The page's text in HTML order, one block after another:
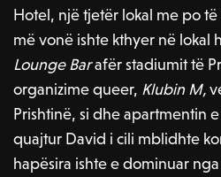
Hotel, një tjetër lokal me po
më vonë ishte kthyer në lokal
Lounge Barafër stadiumit të
organizime queer, Klubin M,
Prishtinë, si dhe apartmentin
quajtur David i cili mblidhte
hapësira ishte e dominuar